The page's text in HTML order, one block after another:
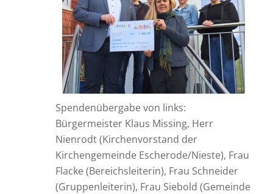
Spendenübergabe von links:
Bürgermeister Klaus Missing, Herr
Nienrodt (Kirchenvorstand der
Kirchengemeinde Escherode/Nieste), Frau
Flacke (Bereichsleiterin), Frau Schneider
(Gruppenleiterin), Frau Siebold (Gemeinde